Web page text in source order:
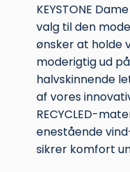
KEYSTONE
valg til den
ønsker at holde
moderigtig ud
halvskinnende
af vores
RECYCLED-
enestående
sikrer komfort